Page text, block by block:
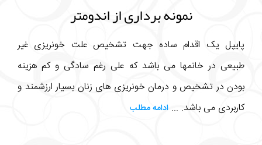
نمونه برداری از اندومتر
پایپل یک اقدام ساده جهت تشخیص علت خونریزی غیر
طبیعی در خانمها می باشد که علی رغم سادگی و کم هزینه
بودن در تشخیص و درمان خونریزی های زنان بسیار ارزشمند و
کاربردی می باشد. ... ادامه مطلب